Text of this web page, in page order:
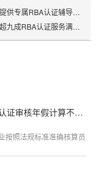
专属RBA认证辅导服务
认证服务满意度好评
深圳创思维企业解决工厂RBA认证审核年假计算不准确
按照法规标准准确核算员工